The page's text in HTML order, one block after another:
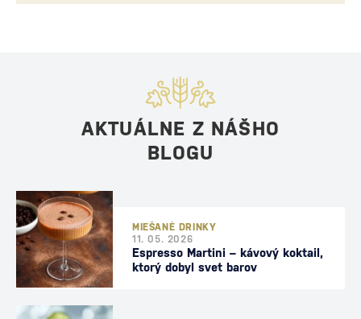
AKTUÁLNE Z NÁŠHO
BLOGU
MIEŠANÉ DRINKY
11. 05. 2026
Espresso Martini – kávový koktail,
ktorý dobyl svet barov